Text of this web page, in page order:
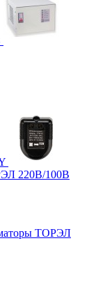
220В/100В
ТОРЭЛ